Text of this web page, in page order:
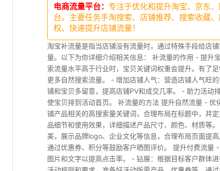
电商流量平台： 专注于优化和提升淘宝、京东
台。主要任务手淘搜索、店铺推荐、搜索收藏
权、快速提升店铺流量！
淘宝补流量是指当店铺没有流量时，通过特殊手段给店
量。以下为你详细介绍相关信息： 补流量的作用 - 提升
索流量水平高于行业时，宝贝关键词权重会提升。有了
更多自然搜索流量。 - 增加店铺人气：营造店铺人气旺
铺和宝贝多留意，提高店铺PV和成交几率。 - 助力活动
使宝贝排到活动首页。 补流量的方法 提升自然流量 -
铺产品相关的高搜索量关键词，合理布局在标题中，并
品细节和使用效果，详细描述产品尺寸、颜色、材质等
美，展示品牌logo、企业文化等信息，合理布局页面提
通过优惠券、积分等鼓励客户晒图评价。 提升付费流量
图片和文字以提高点击率。 - 钻展：根据目标客户群体